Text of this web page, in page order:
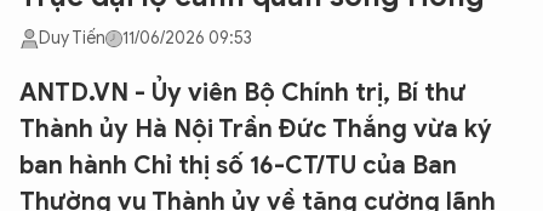
Duy Tiến 11/06/2026 09:53
ANTD.VN - Ủy viên Bộ Chính trị, Bí thư
Thành ủy Hà Nội Trần Đức Thắng vừa ký
ban hành Chỉ thị số 16-CT/TU của Ban
Thường vụ Thành ủy về tăng cường lãnh